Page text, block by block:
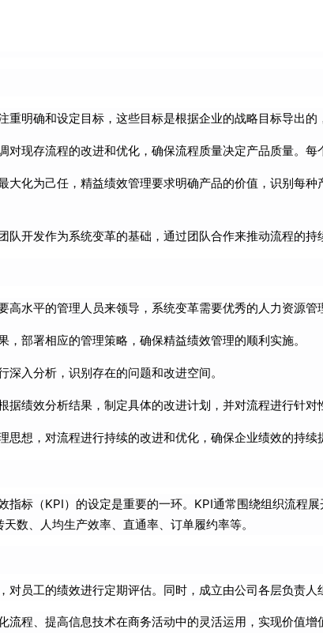
重明确和设定目标，这些目标是根据企业的战略目标导出
对现存流程的改进和优化，确保流程质量决定产品质量。
大化为己任，精益绩效管理要求明确产品的价值，识别每
队开发作为系统变革的基础，通过团队合作来推动流程的持
高水平的管理人员来领导，系统变革需要优秀的人力资源
，部署相应的管理策略，确保精益绩效管理的顺利实施。
深入分析，识别存在的问题和改进空间。
根据绩效分析结果，制定具体的改进计划，并对流程进行针对
思想，对流程进行持续的改进和优化，确保企业绩效的持续
指标（KPI）的设定是重要的一环。KPI通常围绕组织流程
数、人均生产效率、直通率、订单履约率等。
对员工的绩效进行定期评估。同时，成立由公司各层负责
流程、提高信息技术在商务活动中的灵活运用，实现价值